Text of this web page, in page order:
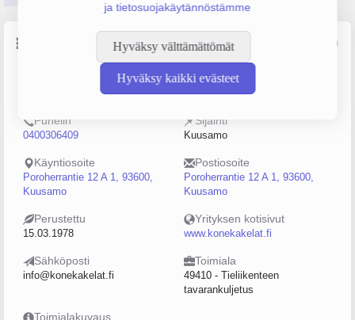
ja tietosuojakäytännöstämme
Hyväksy välttämättömät
Hyväksy kaikki evästeet
Lähde: YTJ, PRH, Traficom
Henkilöstömäärä
20–49
Puhelin
0400306409
Sijainti
Kuusamo
Käyntiosoite
Poroherrantie 12 A 1, 93600,
Kuusamo
Postiosoite
Poroherrantie 12 A 1, 93600,
Kuusamo
Perustettu
15.03.1978
Yrityksen kotisivut
www.konekakelat.fi
Sähköposti
info@konekakelat.fi
Toimiala
49410 - Tieliikenteen
tavarankuljetus
Toimialakuvaus